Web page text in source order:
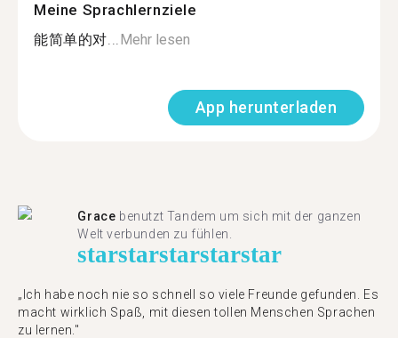
Meine Sprachlernziele
能简单的对...Mehr lesen
App herunterladen
Grace benutzt Tandem um sich mit der ganzen
Welt verbunden zu fühlen.
starstarstarstarstar
„Ich habe noch nie so schnell so viele Freunde gefunden. Es
macht wirklich Spaß, mit diesen tollen Menschen Sprachen
zu lernen."